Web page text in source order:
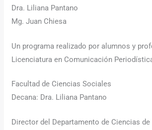
Dra. Liliana Pantano
Mg. Juan Chiesa
Un programa realizado por alumnos y
Licenciatura en Comunicación
Facultad de Ciencias Sociales
Decana: Dra. Liliana Pantano
Director del Departamento de Ciencias